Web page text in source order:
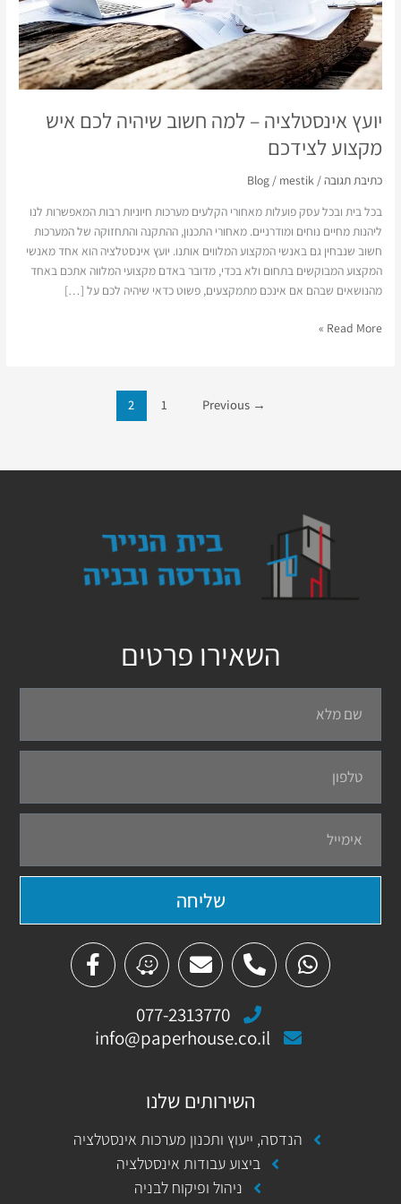
יועץ אינסטלציה – למה חשוב שיהיה לכם איש
מקצוע לצידכם
כתיבת תגובה/
Blog/ mestik
בכל בית ובכל עסק פועלות מאחורי הקלעים מערכות חיוניות רבות המאפשרות לנו
ליהנות מחיים נוחים ומודרניים. מאחורי התכנון, ההתקנה והתחזוקה של המערכות
חשוב שנבחין גם באנשי המקצוע המלווים אותנו. יועץ אינסטלציה הוא אחד מאנשי
המקצוע המבוקשים בתחום ולא בכדי, מדובר באדם מקצועי המלווה אתכם באחד
מהנושאים שבהם אם אינכם מתמקצעים, פשוט כדאי שיהיה לכם על […]
שיהיה
לכם
איש
מקצוע
לצידכם
Read More »
→
Previous
1
2
השאירו פרטים
מלא
שליחה
W
h
a
s
P
h
o
n
e
l
t
E
n
v
e
l
e
W
a
z
e
F
a
c
-
f
077-2313770
info@paperhouse.co.il
השירותים שלנו
הנדסה, ייעוץ ותכנון מערכות אינסטלציה
ביצוע עבודות אינסטלציה
ניהול ופיקוח לבניה